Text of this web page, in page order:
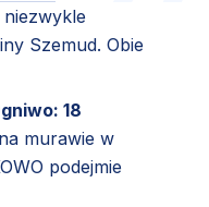
niezwykle
Szemud. Obie
18
murawie w
podejmie